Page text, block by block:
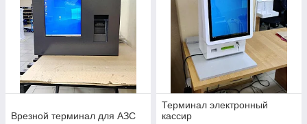
Врезной терминал для АЗС
Терминал электронный
кассир